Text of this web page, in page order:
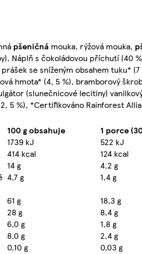
pšeničná mouka, rýžová mouka,
Náplň s čokoládovou příchutí (40
se sníženým obsahem tuku*
hmota* (4, 5 %), bramborový
(slunečnicové lecitiny)
5 %), *Certifikováno Rainforest
100 g obsahuje
1 porce
1739 kJ
522 kJ
414 kcal
124 kcal
14 g
4,2 g
4,7 g
1,4 g
61 g
18,3 g
28 g
8,4 g
6,0 g
1,8 g
8,0 g
2,4 g
0,10 g
0,03 g